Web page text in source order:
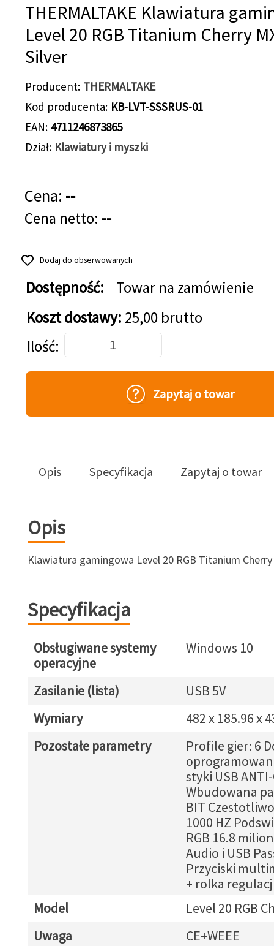
THERMALTAKE Klawiatura
Level 20 RGB Titanium Cherry
Silver
Producent THERMALTAKE
Kod producenta KB-LVT-SSSRUS-01
EAN 4711246873865
Dział Klawiatury i myszki
Cena: --
Cena netto: --
Dodaj do obserwowanych
Dostępność:
Towar na zamówienie
Koszt dostawy: 25,00 brutto
Dodaj do koszyka
Ilość
Zapytaj o towar
Opis Specyfikacja Zapytaj o towar
Opis
Klawiatura gamingowa Level 20 RGB Titanium Cherry
Specyfikacja
Obsługiwane systemy
operacyjne
Windows 10
Zasilanie (lista)
USB 5V
Wymiary
482 x 185.96 x
Pozostałe parametry
Profile gier: 6
styki USB
Wbudowana
BIT
1000 HZ
RGB 16.8
Audio i USB
Przyciski
+ rolka
Model
Level 20 RGB
Uwaga
CE+WEEE